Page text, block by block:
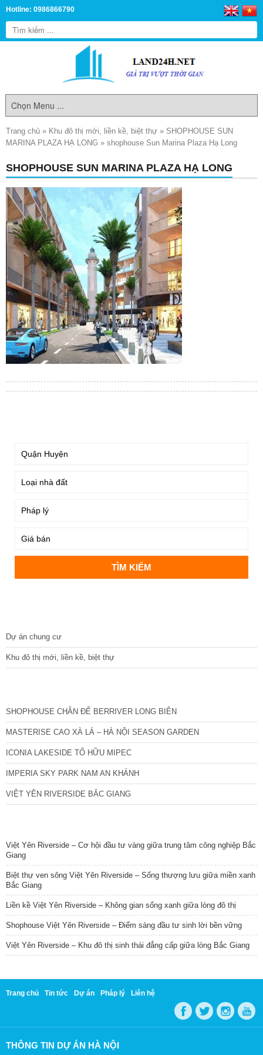
Hotline: 0986866790
Trang chủ » Khu đô thị mới, liền kề, biệt thự » SHOPHOUSE SUN
MARINA PLAZA HẠ LONG » shophouse Sun Marina Plaza Hạ Long
SHOPHOUSE SUN MARINA PLAZA HẠ LONG
Dự án chung cư
Khu đô thị mới, liền kề, biệt thự
SHOPHOUSE CHÂN ĐẾ BERRIVER LONG BIÊN
MASTERISE CAO XÀ LÁ – HÀ NỘI SEASON GARDEN
ICONIA LAKESIDE TỐ HỮU MIPEC
IMPERIA SKY PARK NAM AN KHÁNH
VIỆT YÊN RIVERSIDE BẮC GIANG
Việt Yên Riverside – Cơ hội đầu tư vàng giữa trung tâm công nghiệp Bắc
Giang
Biệt thự ven sông Việt Yên Riverside – Sống thượng lưu giữa miền xanh
Bắc Giang
Liền kề Việt Yên Riverside – Không gian sống xanh giữa lòng đô thị
Shophouse Việt Yên Riverside – Điểm sáng đầu tư sinh lời bền vững
Việt Yên Riverside – Khu đô thị sinh thái đẳng cấp giữa lòng Bắc Giang
Trang chủ Tin tức Dự án Pháp lý Liên hệ
THÔNG TIN DỰ ÁN HÀ NỘI